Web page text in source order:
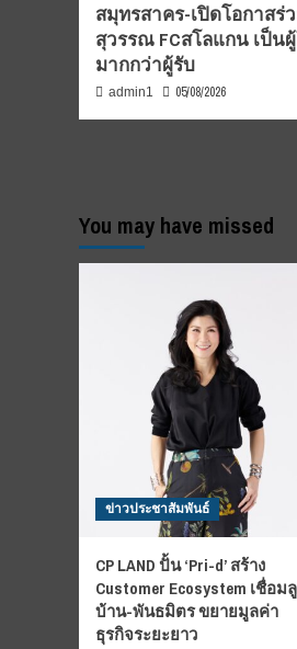
สมุทรสาคร-เปิดโอกาสร่
สุวรรณ FCสโลแกน เป็น
มากกว่าผู้รับ
admin1 05/08/2026
You may have missed
ข่าวประชาสัมพันธ์
CP LAND ปั้น ‘Pri-d’ สร้าง
Customer Ecosystem เชื่อม
บ้าน-พันธมิตร ขยายมูลค่า
ธุรกิจระยะยาว